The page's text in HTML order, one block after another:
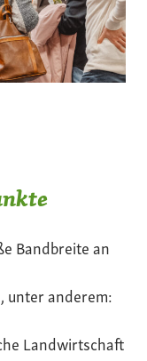
Bandbreite an
unter anderem:
Landwirtschaft